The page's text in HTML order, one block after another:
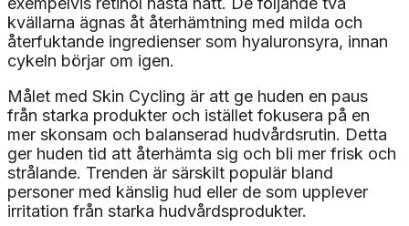
kvällarna ägnas åt återhämtning med milda och
återfuktande ingredienser som hyaluronsyra, innan
cykeln börjar om igen.
Målet med Skin Cycling är att ge huden en paus
från starka produkter och istället fokusera på en
mer skonsam och balanserad hudvårdsrutin. Detta
ger huden tid att återhämta sig och bli mer frisk och
strålande. Trenden är särskilt populär bland
personer med känslig hud eller de som upplever
irritation från starka hudvårdsprodukter.